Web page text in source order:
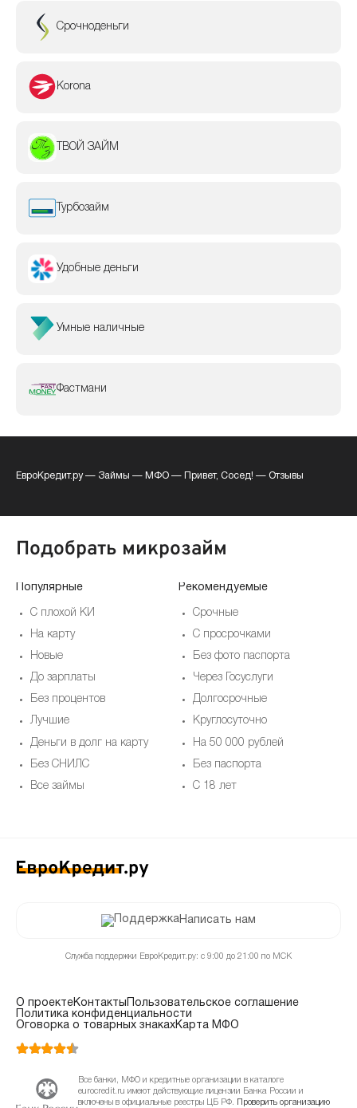
Срочноденьги
Korona
ТВОЙ ЗАЙМ
Турбозайм
Удобные деньги
Умные наличные
Фастмани
ЕвроКредит.ру— Займы — МФО — Привет, Сосед! — Отзывы
Подобрать микрозайм
Популярные
С плохой КИ
На карту
Новые
До зарплаты
Без процентов
Лучшие
Деньги в долг на карту
Без СНИЛС
Все займы
Рекомендуемые
Срочные
С просрочками
Без фото паспорта
Через Госуслуги
Долгосрочные
Круглосуточно
На 50 000 рублей
Без паспорта
С 18 лет
Написать нам
Служба поддержки ЕвроКредит.ру: с 9:00 до 21:00 по МСК
О проектеКонтакты Пользовательское соглашение
Политика конфиденциальности
Оговорка о товарных знакахКарта МФО
Все банки, МФО и кредитные организации в каталоге
eurocredit.ru имеют действующие лицензии Банка России и
включены в официальные реестры ЦБ РФ.
Проверить организацию